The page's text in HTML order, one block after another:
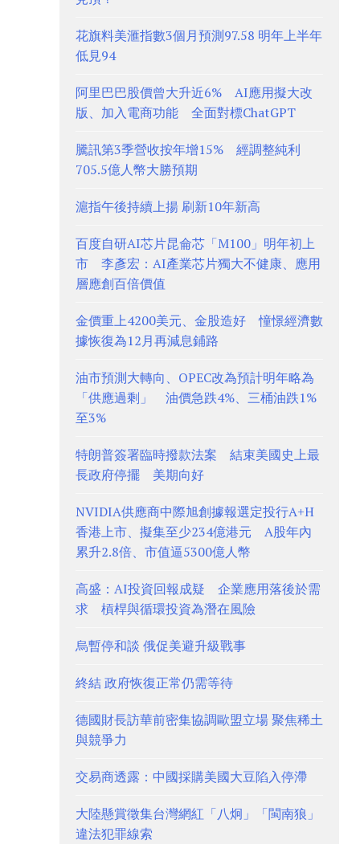
花旗料美滙指數3個月預測97.58 明年上半年
低見94
阿里巴巴股價曾大升近6% AI應用擬大改
版、加入電商功能 全面對標ChatGPT
騰訊第3季營收按年增15% 經調整純利
705.5億人幣大勝預期
滬指午後持續上揚 刷新10年新高
百度自研AI芯片昆侖芯「M100」明年初上
市 李彥宏：AI產業芯片獨大不健康、應用
層應創百倍價值
金價重上4200美元、金股造好 憧憬經濟數
據恢復為12月再減息鋪路
油市預測大轉向、OPEC改為預計明年略為
「供應過剩」 油價急跌4%、三桶油跌1%
至3%
特朗普簽署臨時撥款法案 結束美國史上最
長政府停擺 美期向好
NVIDIA供應商中際旭創據報選定投行A+H
香港上市、擬集至少234億港元 A股年內
累升2.8倍、市值逼5300億人幣
高盛：AI投資回報成疑 企業應用落後於需
求 槓桿與循環投資為潛在風險
烏暫停和談 俄促美避升級戰事
終結 政府恢復正常仍需等待
德國財長訪華前密集協調歐盟立場 聚焦稀土
與競爭力
交易商透露：中國採購美國大豆陷入停滯
大陸懸賞徵集台灣網紅「八炯」「閩南狼」
違法犯罪線索